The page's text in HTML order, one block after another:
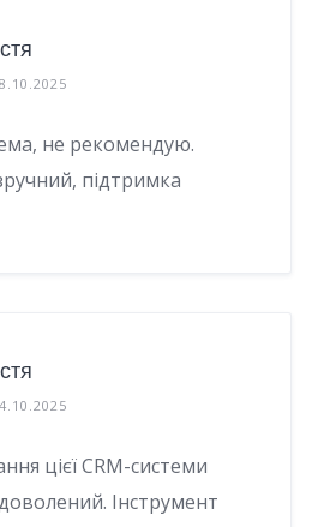
не рекомендую.
підтримка
цієї CRM-системи
Інструмент